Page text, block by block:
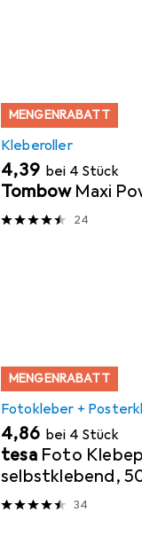
MENGENRABATT
Kleberoller
EUR
4,39 bei 4 Stück
Tombow Maxi
24
MENGENRABATT
Fotokleber +
EUR
4,86 bei 4 Stück
tesa Foto
selbstklebend,
34